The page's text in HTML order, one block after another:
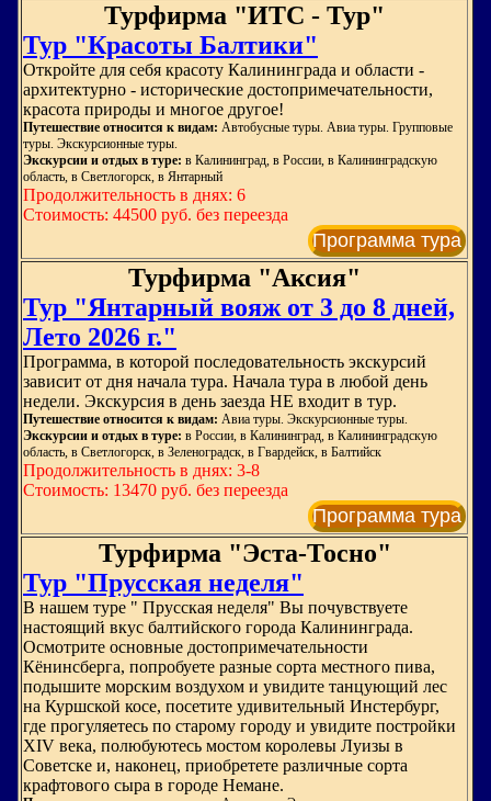
Турфирма "ИТС - Тур"
Тур "Красоты Балтики"
Откройте для себя красоту Калининграда и области -
архитектурно - исторические достопримечательности,
красота природы и многое другое!
Путешествие относится к видам: Автобусные туры. Авиа туры. Групповые
туры. Экскурсионные туры.
Экскурсии и отдых в туре: в Калининград, в России, в Калининградскую
область, в Светлогорск, в Янтарный
Продолжительность в днях: 6
Стоимость: 44500 руб. без переезда
Программа тура
Турфирма "Аксия"
Тур "Янтарный вояж от 3 до 8 дней,
Лето 2026 г."
Программа, в которой последовательность экскурсий
зависит от дня начала тура. Начала тура в любой день
недели. Экскурсия в день заезда НЕ входит в тур.
Путешествие относится к видам: Авиа туры. Экскурсионные туры.
Экскурсии и отдых в туре: в России, в Калининград, в Калининградскую
область, в Светлогорск, в Зеленоградск, в Гвардейск, в Балтийск
Продолжительность в днях: 3-8
Стоимость: 13470 руб. без переезда
Программа тура
Турфирма "Эста-Тосно"
Тур "Прусская неделя"
В нашем туре " Прусская неделя" Вы почувствуете
настоящий вкус балтийского города Калининграда.
Осмотрите основные достопримечательности
Кёнинсберга, попробуете разные сорта местного пива,
подышите морским воздухом и увидите танцующий лес
на Куршской косе, посетите удивительный Инстербург,
где прогуляетесь по старому городу и увидите постройки
XIV века, полюбуютесь мостом королевы Луизы в
Советске и, наконец, приобретете различные сорта
крафтового сыра в городе Немане.